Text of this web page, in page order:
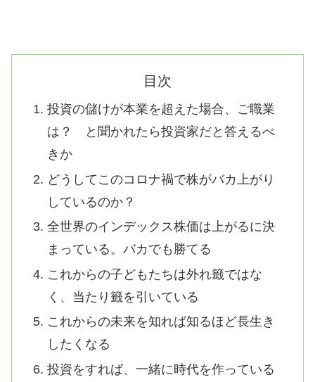
目次
投資の儲けが本業を超えた場合、ご職業
は？ と聞かれたら投資家だと答えるべ
きか
どうしてこのコロナ禍で株がバカ上がり
しているのか？
全世界のインデックス株価は上がるに決
まっている。バカでも勝てる
これからの子どもたちは外れ籤ではな
く、当たり籤を引いている
これからの未来を知れば知るほど長生き
したくなる
投資をすれば、一緒に時代を作っている